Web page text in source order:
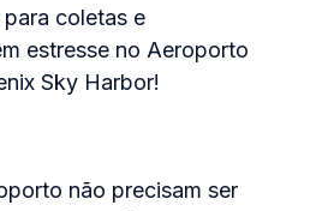
coletas e
estresse no Aeroporto
Sky Harbor!
não precisam ser